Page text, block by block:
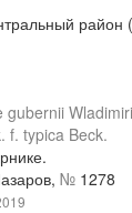
район
gubernii
f. typica Beck.
№ 1278